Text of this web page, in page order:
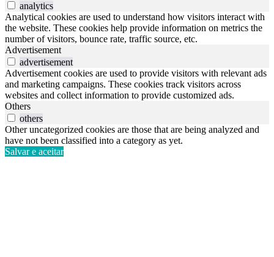
analytics
Analytical cookies are used to understand how visitors interact with
the website. These cookies help provide information on metrics the
number of visitors, bounce rate, traffic source, etc.
Advertisement
advertisement
Advertisement cookies are used to provide visitors with relevant ads
and marketing campaigns. These cookies track visitors across
websites and collect information to provide customized ads.
Others
others
Other uncategorized cookies are those that are being analyzed and
have not been classified into a category as yet.
Salvar e aceitar